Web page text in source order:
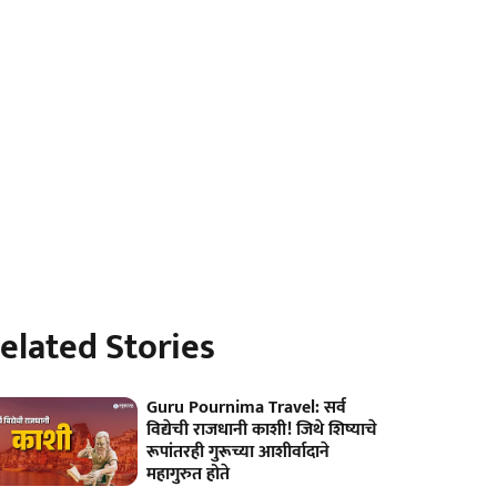
Stories
Guru Pournima Travel: सर्व
विद्येची राजधानी काशी! जिथे शिष्याचे
रूपांतरही गुरूच्या आशीर्वादाने
महागुरुत होते